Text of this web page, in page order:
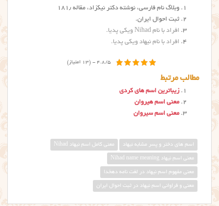
وبلاگ نام فارسی، نوشته دکتر نیکزاد، مقاله ۱۸۱٫
ثبت احوال ایران.
افراد با نام Nihad ویکی پدیا
.
افراد با نام نیهاد ویکی پدیا.
4.8/5 - (13 امتیاز)
مطالب مرتبط
زیباترین اسم های کردی
معنی اسم هیروان
معنی اسم سیروان
اسم های دختر و پسر مشابه نیهاد معني کامل اسم نيهاد Nihad
معنی اسم نیهاد Nihad name meaning
معنی مفهوم اسم نیهاد در لغت نامه دهخدا
معنی و فراوانی اسم نیهاد در ثبت احوال ایران